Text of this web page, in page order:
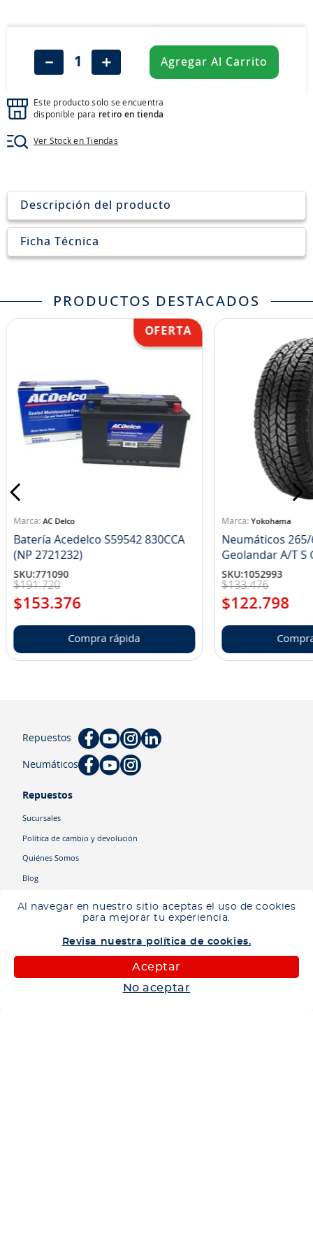
Al navegar en nuestro sitio aceptas el uso de cookies
para mejorar tu experiencia.
Revisa nuestra política de cookies.
Aceptar
No aceptar
＋
－ Agregar Al Carrito
Este producto solo se encuentra
disponible para retiro en tienda
Ver Stock en Tiendas
Ingresa tu ubicación para ver los productos disponibles en tu zona
Descripción del producto
Ficha Técnica
PRODUCTOS DESTACADOS
AC Delco
Batería Acedelco S59542 830CCA
(NP 2721232)
SKU:771090
$191.720
$153.376
Compra rápida
Yokohama
Neumáticos 265/
SKU:1052993
$133.476
$122.798
Repuestos
Neumáticos
Repuestos
Sucursales
Política de cambio y devolución
Quiénes Somos
Blog